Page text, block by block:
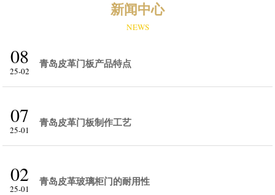
新闻中心
NEWS
08
25-02
青岛皮革门板产品特点
07
25-01
青岛皮革门板制作工艺
02
25-01
青岛皮革玻璃柜门的耐用性